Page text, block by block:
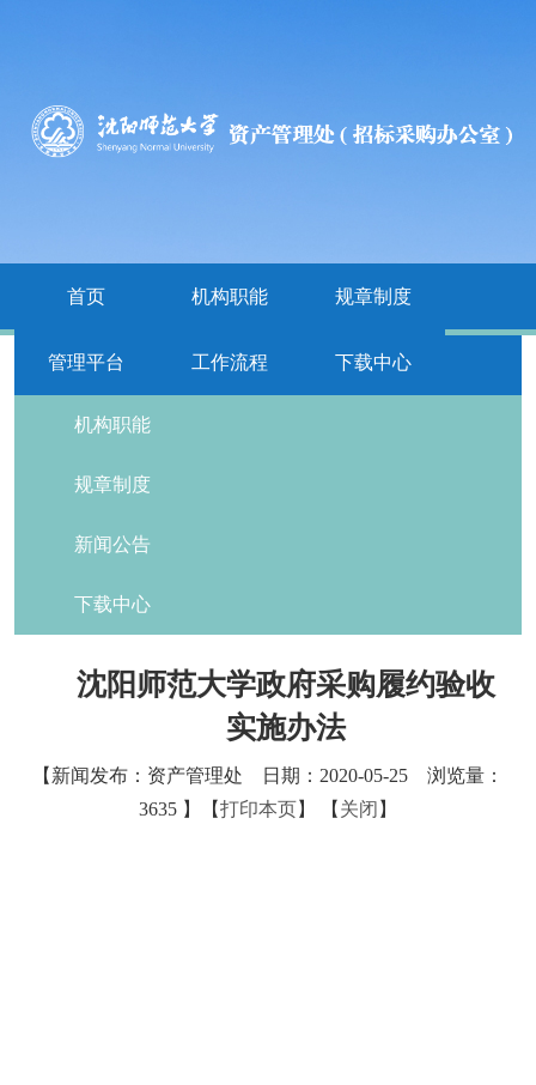
首页 机构职能 规章制度
管理平台 工作流程 下载中心
栏目导航
机构职能
规章制度
新闻公告
下载中心
沈阳师范大学政府采购履约验收
实施办法
【新闻发布：资产管理处 日期：2020-05-25 浏览量：
3635 】【打印本页】 【 关闭 】